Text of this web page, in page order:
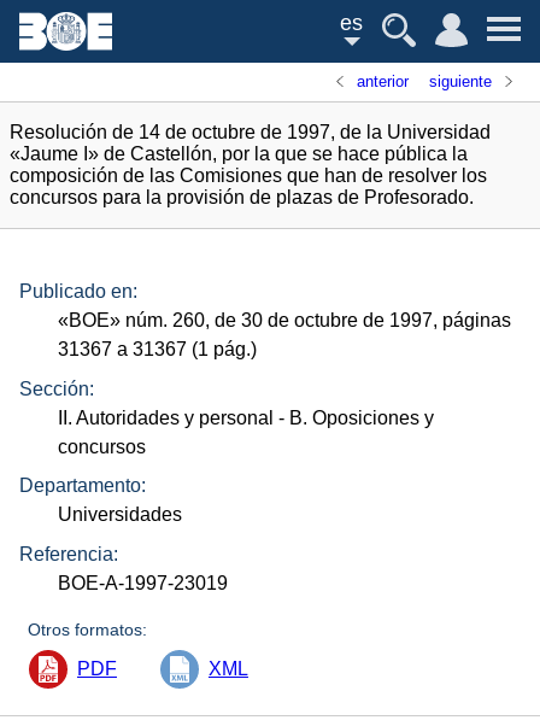
es
anterior siguiente
Resolución de 14 de octubre de 1997, de la Universidad
«Jaume I» de Castellón, por la que se hace pública la
composición de las Comisiones que han de resolver los
concursos para la provisión de plazas de Profesorado.
Publicado en:
«BOE» núm. 260, de 30 de octubre de 1997, páginas
31367 a 31367 (1 pág.)
Sección:
II. Autoridades y personal - B. Oposiciones y
concursos
Departamento:
Universidades
Referencia:
BOE-A-1997-23019
Otros formatos:
PDF XML